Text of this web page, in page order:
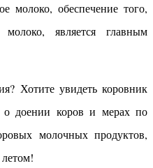
молоко, обеспечение того,
является главным
Хотите увидеть коровник
о доении коров и мерах по
молочных продуктов,